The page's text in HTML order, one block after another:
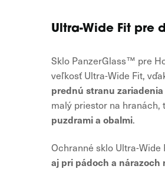
Ultra-Wide Fit pre
Sklo PanzerGlass™ pre
veľkosť Ultra-Wide Fit,
prednú stranu
malý priestor na hranách,
puzdrami a obalmi.
Ochranné sklo Ultra-Wide
aj pri pádoch a nárazoch